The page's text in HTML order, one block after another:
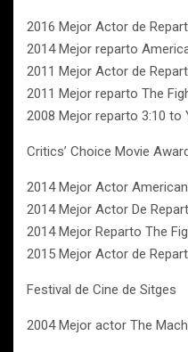
2016 Mejor Actor de
2014 Mejor reparto
2011 Mejor Actor de
2011 Mejor reparto The
2008 Mejor reparto 3:10 to
Critics’ Choice Movie
2014 Mejor Actor
2014 Mejor Actor De
2014 Mejor Reparto The
2015 Mejor Actor de
Festival de Cine de Sitges
2004 Mejor actor The